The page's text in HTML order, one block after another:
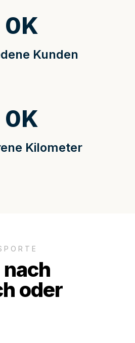
Kunden
0K
Kilometer
0K
nach
oder